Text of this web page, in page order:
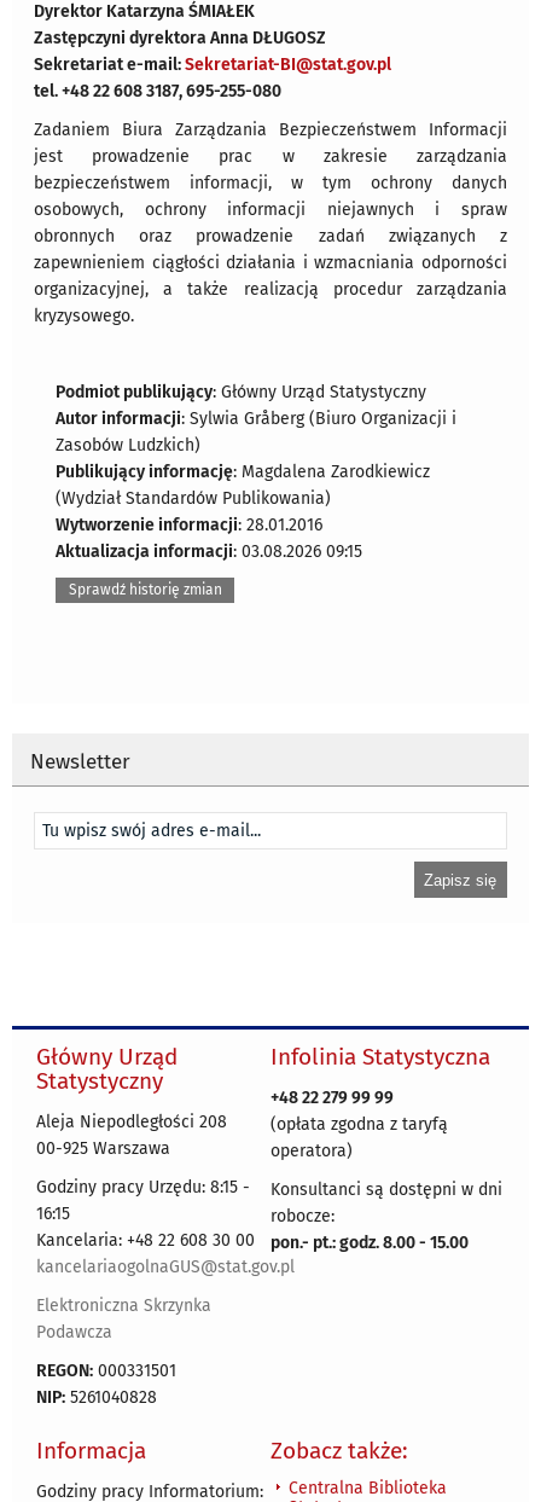
Dyrektor Katarzyna ŚMIAŁEK
Zastępczyni dyrektora Anna DŁUGOSZ
Sekretariat e-mail:Sekretariat-BI@stat.gov.pl
tel. +48 22 608 3187, 695-255-080
Zadaniem Biura Zarządzania Bezpieczeństwem Informacji
jest prowadzenie prac w zakresie zarządzania
bezpieczeństwem informacji, w tym ochrony danych
osobowych, ochrony informacji niejawnych i spraw
obronnych oraz prowadzenie zadań związanych z
zapewnieniem ciągłości działania i wzmacniania odporności
organizacyjnej, a także realizacją procedur zarządzania
kryzysowego.
Podmiot publikujący: Główny Urząd Statystyczny
Autor informacji: Sylwia Gråberg (Biuro Organizacji i
Zasobów Ludzkich)
Publikujący informację: Magdalena Zarodkiewicz
(Wydział Standardów Publikowania)
Wytworzenie informacji: 28.01.2016
Aktualizacja informacji: 03.08.2026 09:15
Sprawdź historię zmian
Newsletter
Główny Urząd
Statystyczny
Aleja Niepodległości 208
00-925 Warszawa
Godziny pracy Urzędu: 8:15 -
16:15
Kancelaria: +48 22 608 30 00
kancelariaogolnaGUS@stat.gov.pl
Elektroniczna Skrzynka
Podawcza
REGON: 000331501
NIP: 5261040828
Infolinia Statystyczna
+48 22 279 99 99
(opłata zgodna z taryfą
operatora)
Konsultanci są dostępni w dni
robocze:
pon.- pt.: godz. 8.00 - 15.00
Informacja
Godziny pracy Informatorium:
Zobacz także:
Centralna Biblioteka